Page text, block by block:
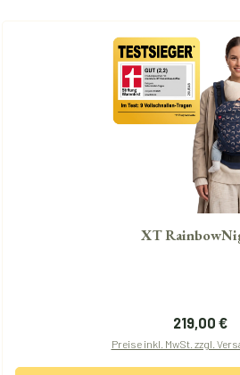
XT
Regulärer
219,00 €
Preise inkl. MwSt. zzgl.